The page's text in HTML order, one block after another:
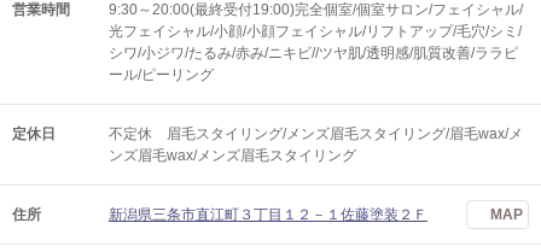
営業時間
9:30～20:00(最終受付19:00)完全個室/個室サロン/フェイシャル/
光フェイシャル/小顔/小顔フェイシャル/リフトアップ/毛穴/シミ/
シワ/小ジワ/たるみ/赤み/ニキビ//ツヤ肌/透明感/肌質改善/ララピ
ール/ピーリング
定休日
不定休 眉毛スタイリング/メンズ眉毛スタイリング/眉毛wax/メ
ンズ眉毛wax/メンズ眉毛スタイリング
住所 新潟県三条市直江町３丁目１２－１佐藤塗装２Ｆ MAP